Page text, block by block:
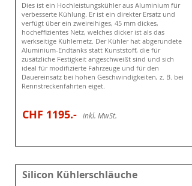
Dies ist ein Hochleistungskühler aus Aluminium für
verbesserte Kühlung. Er ist ein direkter Ersatz und
verfügt über ein zweireihiges, 45 mm dickes,
hocheffizientes Netz, welches dicker ist als das
werkseitige Kühlernetz. Der Kühler hat abgerundete
Aluminium-Endtanks statt Kunststoff, die für
zusätzliche Festigkeit angeschweißt sind und sich
ideal für modifizierte Fahrzeuge und für den
Dauereinsatz bei hohen Geschwindigkeiten, z. B. bei
Rennstreckenfahrten eiget.
CHF 1195.- inkl. MwSt.
Silicon Kühlerschläuche